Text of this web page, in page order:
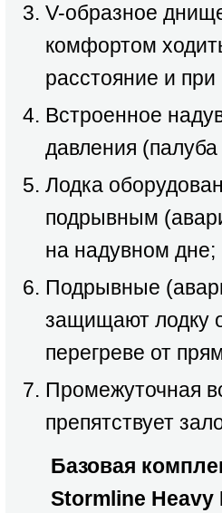
V-образное
комфортом
расстояние и
Встроенное
давления
Лодка
подрывным
на надувном дне;
Подрывные
защищают лодку
перегреве от
Промежуточная
препятствует
Базовая
Stormline Heavy